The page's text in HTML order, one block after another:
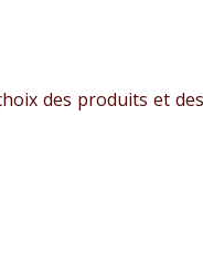
des produits et des